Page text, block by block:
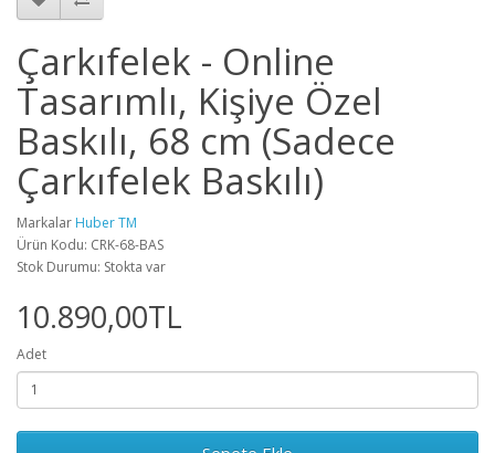
Çarkıfelek - Online
Tasarımlı, Kişiye Özel
Baskılı, 68 cm (Sadece
Çarkıfelek Baskılı)
Markalar Huber TM
Ürün Kodu: CRK-68-BAS
Stok Durumu: Stokta var
10.890,00TL
Adet